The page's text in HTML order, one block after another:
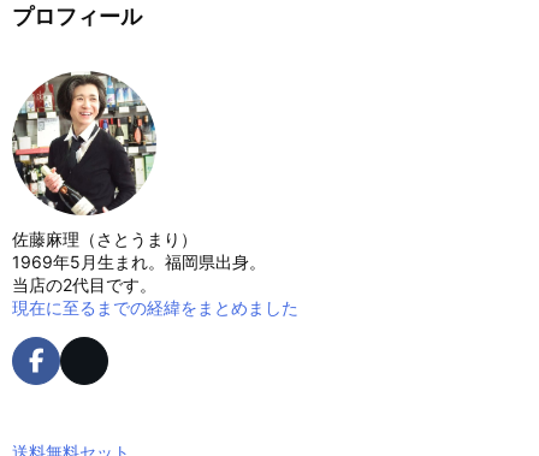
プロフィール
佐藤麻理（さとうまり）
1969年5月生まれ。福岡県出身。
当店の2代目です。
現在に至るまでの経緯をまとめました
送料無料セット